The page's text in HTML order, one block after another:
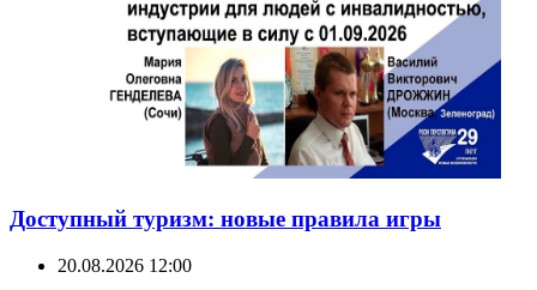
Доступный туризм: новые правила игры
20.08.2026 12:00